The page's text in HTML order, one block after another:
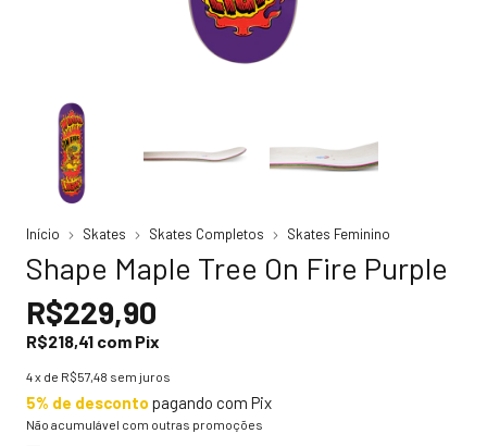
Início Skates Skates Completos Skates Feminino
Shape Maple Tree On Fire Purple
R$229,90
R$218,41 com Pix
4x de R$57,48 sem juros
5% de desconto pagando com Pix
Não acumulável com outras promoções